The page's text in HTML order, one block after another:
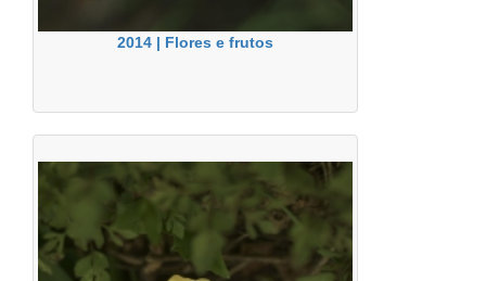
2014 | Flores e frutos